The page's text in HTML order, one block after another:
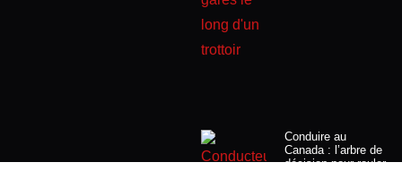
Conduire au
Canada : l’arbre de
décision pour rouler